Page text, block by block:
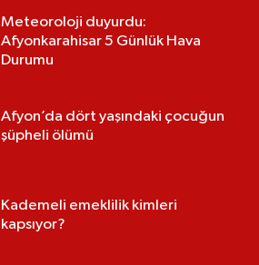
Meteoroloji duyurdu:
Afyonkarahisar 5 Günlük Hava
Durumu
Afyon’da dört yaşındaki çocuğun
şüpheli ölümü
Kademeli emeklilik kimleri
kapsıyor?